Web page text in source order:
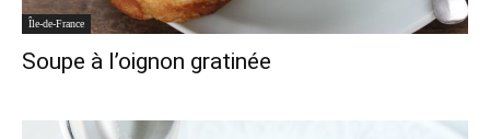
Île-de-France
Soupe à l’oignon gratinée